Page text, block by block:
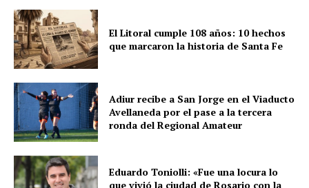
El Litoral cumple 108 años: 10 hechos
que marcaron la historia de Santa Fe
Adiur recibe a San Jorge en el Viaducto
Avellaneda por el pase a la tercera
ronda del Regional Amateur
Eduardo Toniolli: «Fue una locura lo
que vivió la ciudad de Rosario con la